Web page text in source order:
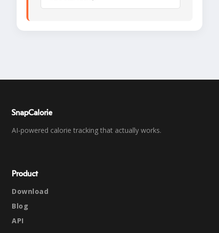
SnapCalorie
AI-powered calorie tracking that actually works.
Product
Download
Blog
API